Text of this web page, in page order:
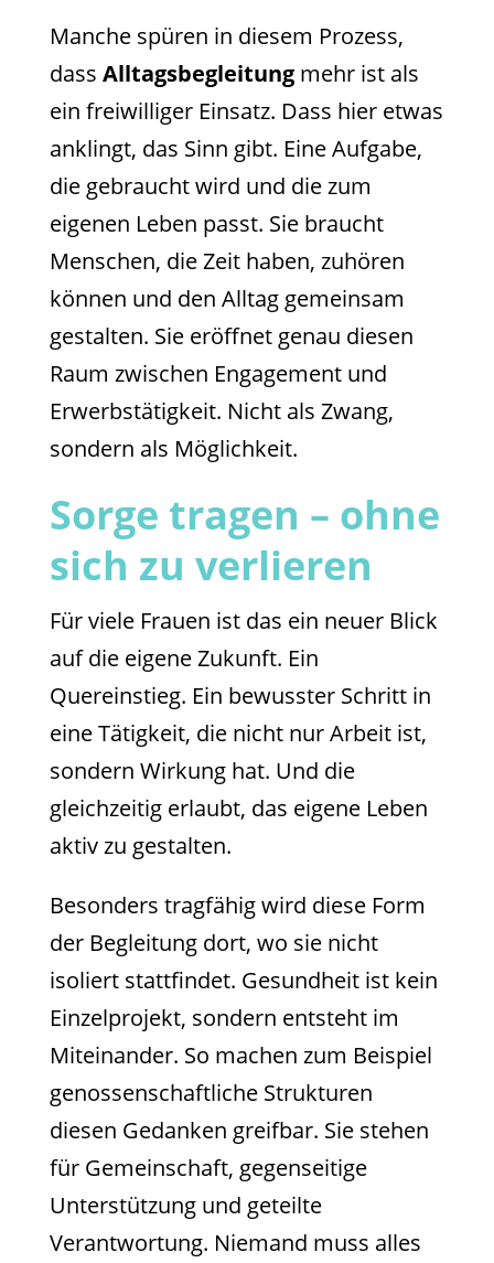
Manche spüren in diesem Prozess,
dass Alltagsbegleitungmehr ist als
ein freiwilliger Einsatz. Dass hier etwas
anklingt, das Sinn gibt. Eine Aufgabe,
die gebraucht wird und die zum
eigenen Leben passt. Sie braucht
Menschen, die Zeit haben, zuhören
können und den Alltag gemeinsam
gestalten. Sie eröffnet genau diesen
Raum zwischen Engagement und
Erwerbstätigkeit. Nicht als Zwang,
sondern als Möglichkeit.
Sorge tragen – ohne
sich zu verlieren
Für viele Frauen ist das ein neuer Blick
auf die eigene Zukunft. Ein
Quereinstieg. Ein bewusster Schritt in
eine Tätigkeit, die nicht nur Arbeit ist,
sondern Wirkung hat. Und die
gleichzeitig erlaubt, das eigene Leben
aktiv zu gestalten.
Besonders tragfähig wird diese Form
der Begleitung dort, wo sie nicht
isoliert stattfindet. Gesundheit ist kein
Einzelprojekt, sondern entsteht im
Miteinander. So machen zum Beispiel
genossenschaftliche Strukturen
diesen Gedanken greifbar. Sie stehen
für Gemeinschaft, gegenseitige
Unterstützung und geteilte
Verantwortung. Niemand muss alles